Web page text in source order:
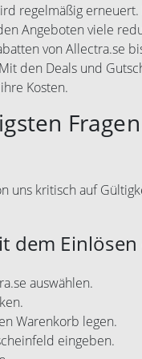
regelmäßig
Angeboten viele
von Allectra.se
den Deals und
Kosten.
uns kritisch auf
dem Einlösen
auswählen.
Warenkorb legen.
eingeben.